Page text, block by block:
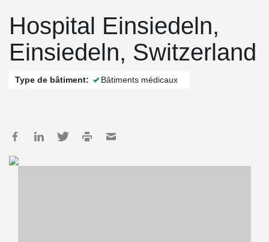
Hospital Einsiedeln,
Einsiedeln, Switzerland
Type de bâtiment: Bâtiments médicaux